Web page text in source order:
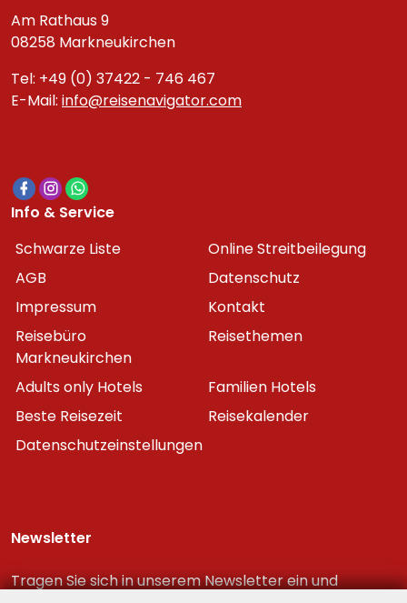
Am Rathaus 9
08258 Markneukirchen
Tel: +49 (0) 37422 - 746 467
E-Mail: info@reisenavigator.com
Info & Service
Schwarze Liste
Online Streitbeilegung
AGB
Datenschutz
Impressum
Kontakt
Reisebüro
Markneukirchen
Reisethemen
Adults only Hotels
Familien Hotels
Beste Reisezeit
Reisekalender
Datenschutzeinstellungen
Newsletter
Tragen Sie sich in unserem Newsletter ein und